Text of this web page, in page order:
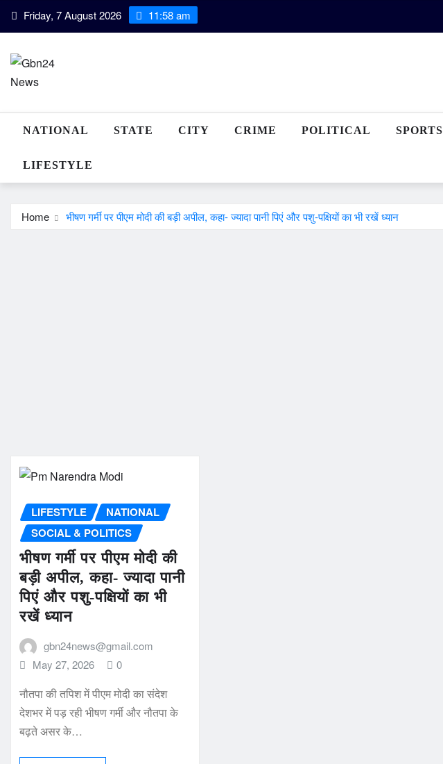
Skip Friday, 7 August 2026 11:58 am
NATIONAL STATE CITY CRIME POLITICAL SPORTS
LIFESTYLE
Home भीषण गर्मी पर पीएम मोदी की बड़ी अपील, कहा- ज्यादा पानी पिएं और पशु-पक्षियों का भी रखें ध्यान
LIFESTYLE
NATIONAL
SOCIAL & POLITICS
भीषण गर्मी पर पीएम मोदी की
बड़ी अपील, कहा- ज्यादा पानी
पिएं और पशु-पक्षियों का भी
रखें ध्यान
gbn24news@gmail.com
May 27, 2026
0
नौतपा की तपिश में पीएम मोदी का संदेश
देशभर में पड़ रही भीषण गर्मी और नौतपा के
बढ़ते असर के…